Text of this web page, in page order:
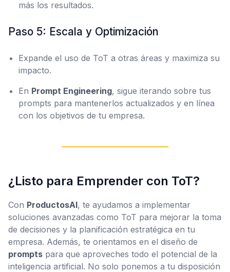
más los resultados.
Paso 5: Escala y Optimización
Expande el uso de ToT a otras áreas y maximiza su
impacto.
En Prompt Engineering, sigue iterando sobre tus
prompts para mantenerlos actualizados y en línea
con los objetivos de tu empresa.
¿Listo para Emprender con ToT?
Con ProductosAI, te ayudamos a implementar
soluciones avanzadas como ToT para mejorar la toma
de decisiones y la planificación estratégica en tu
empresa. Además, te orientamos en el diseño de
prompts para que aproveches todo el potencial de la
inteligencia artificial. No solo ponemos a tu disposición